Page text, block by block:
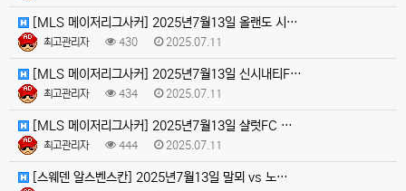
[MLS 메이저리그사커] 2025년7월13일 올랜도 시…
최고관리자 430 2025.07.11
[MLS 메이저리그사커] 2025년7월13일 신시내티F…
최고관리자 434 2025.07.11
[MLS 메이저리그사커] 2025년7월13일 샬럿FC …
최고관리자 444 2025.07.11
[스웨덴 알스벤스칸] 2025년7월13일 말뫼 vs 노…